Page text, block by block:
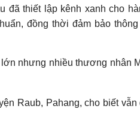
đã thiết lập kênh xanh cho
đồng thời đảm bảo
nhưng nhiều thương nhân
Raub, Pahang, cho biết